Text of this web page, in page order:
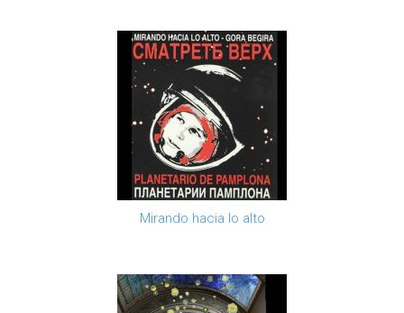
Mirando hacia lo alto